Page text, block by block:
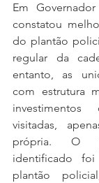
Em
constatou
do plantão
regular da
entanto, as
com estrutura
visitadas,
própria. O
identificado
plantão